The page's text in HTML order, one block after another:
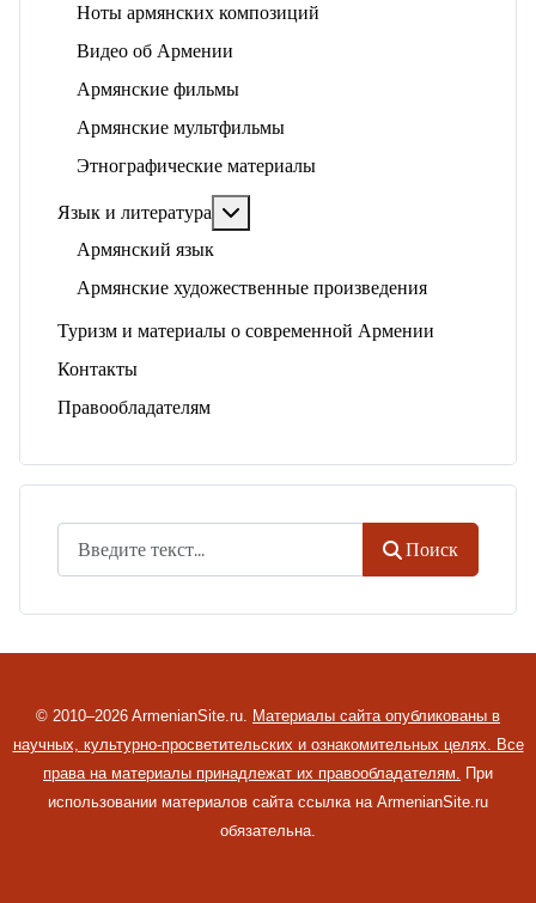
Ноты армянских композиций
Видео об Армении
Армянские фильмы
Армянские мультфильмы
Этнографические материалы
Язык и литература
Армянский язык
Армянские художественные произведения
Туризм и материалы о современной Армении
Контакты
Правообладателям
Поиск
© 2010–2026 ArmenianSite.ru. Материалы сайта опубликованы в
научных, культурно-просветительских и ознакомительных целях. Все
права на материалы принадлежат их правообладателям. При
использовании материалов сайта ссылка на ArmenianSite.ru
обязательна.